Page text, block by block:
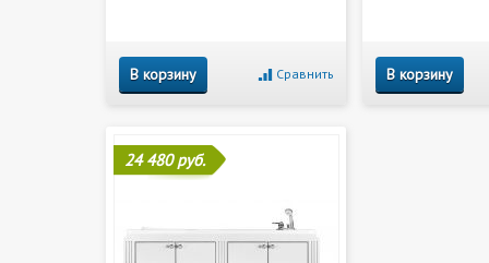
В корзину Сравнить В корзину
24 480 руб.